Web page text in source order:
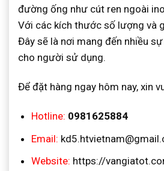
đường ống như cút ren ngoài
Với các kích thước số lượng và
Đây sẽ là nơi mang đến nhiều
cho người sử dụng.
Để đặt hàng ngay hôm nay, xin
Hotline: 0981625884
Email:
Website: https://